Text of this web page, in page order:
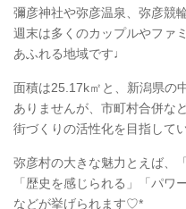
彌彦神社や弥彦温泉、弥彦競
週末は多くのカップルやファ
あふれる地域です♩
面積は25.17k㎡と、新潟県の
ありませんが、市町村合併な
街づくりの活性化を目指して
弥彦村の大きな魅力とえば、
「歴史を感じられる」「パワ
などが挙げられます♡*